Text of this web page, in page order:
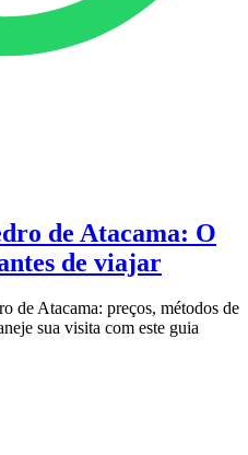
de Atacama: O
de viajar
de Atacama: preços, métodos de
sua visita com este guia